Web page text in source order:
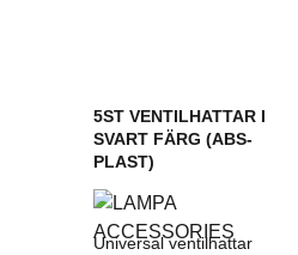
5ST VENTILHATTAR I
SVART FÄRG (ABS-
PLAST)
Universal ventilhattar